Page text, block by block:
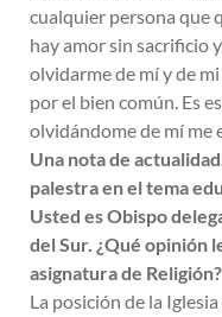
cualquier persona que
hay amor sin sacrificio
olvidarme de mí y de
por el bien común. Es
olvidándome de mí me
Una nota de
palestra en el tema
Usted es Obispo
del Sur. ¿Qué opinión
asignatura de Religión?
La posición de la